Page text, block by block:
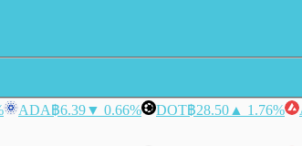
ADA฿6.39▼ 0.66% DOT฿28.50 ▲ 1.76%